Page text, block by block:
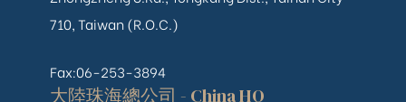
710, Taiwan (R.O.C.)
Fax:06-253-3894
大陸珠海總公司 - China HQ